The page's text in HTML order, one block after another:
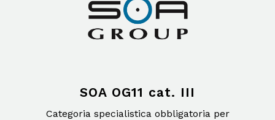
SOA OG11 cat. III
Categoria specialistica obbligatoria per